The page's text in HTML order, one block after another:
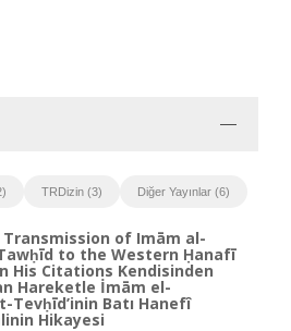
TRDizin (3) Diğer Yayınlar (6)
of Imām al-
to the Western Ḥanafī
His Citations Kendisinden
Hareketle İmām el-
Tevḥīd’inin Batı Hanefî
Hikayesi